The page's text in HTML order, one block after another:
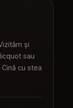
și
sau
cu stea